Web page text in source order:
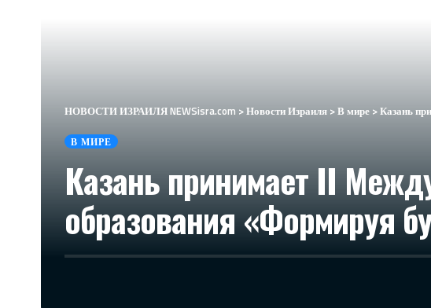
НОВОСТИ ИЗРАИЛЯ NEWSisra.com >Новости Израиля >В мире >Казань
В МИРЕ
Казань принимает II
образования «Формируя